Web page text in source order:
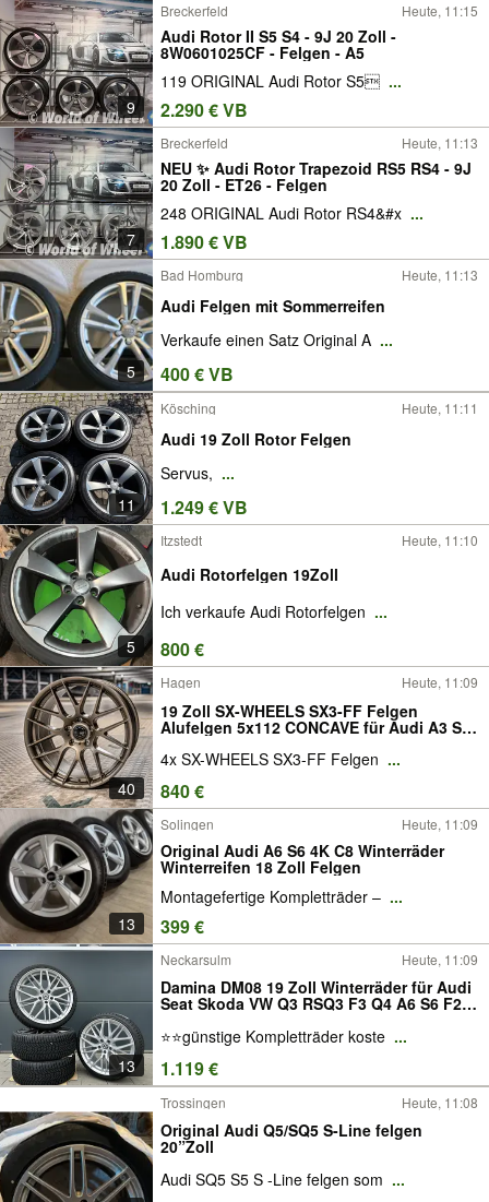
9
Breckerfeld Heute, 11:15
Audi Rotor II S5 S4 - 9J 20 Zoll -
8W0601025CF - Felgen - A5
119 ORIGINAL Audi Rotor S5 ...
2.290 € VB
7
Breckerfeld Heute, 11:13
NEU ✨ Audi Rotor Trapezoid RS5 RS4 - 9J
20 Zoll - ET26 - Felgen
248 ORIGINAL Audi Rotor RS4&#x ...
1.890 € VB
5
Bad Homburg Heute, 11:13
Audi Felgen mit Sommerreifen
Verkaufe einen Satz Original A ...
400 € VB
11
Kösching Heute, 11:11
Audi 19 Zoll Rotor Felgen
Servus, ...
1.249 € VB
5
Itzstedt Heute, 11:10
Audi Rotorfelgen 19Zoll
Ich verkaufe Audi Rotorfelgen ...
800 €
40
Hagen Heute, 11:09
19 Zoll SX-WHEELS SX3-FF Felgen
Alufelgen 5x112 CONCAVE für Audi A3 S3
RS3 8V 8Y GY A4 S4 8K B8 A5 S5
Sportback F2 B10 A6 S6 Avant 4F 4G 4K
C6 C7 C8 C9 A8 4E Q2 GA Q3 8U F3 Q4 FZ
RS TT TTS 8J 8S
4x SX-WHEELS SX3-FF Felgen ...
840 €
13
Solingen Heute, 11:09
Original Audi A6 S6 4K C8 Winterräder
Winterreifen 18 Zoll Felgen
Montagefertige Kompletträder – ...
399 €
13
Neckarsulm Heute, 11:09
Damina DM08 19 Zoll Winterräder für Audi
Seat Skoda VW Q3 RSQ3 F3 Q4 A6 S6 F2
KN FR Felgen Reifen Räder silber
Performance Winterreifen ABE CDI
Kompletträder
⭐⭐günstige Kompletträder koste ...
1.119 €
Trossingen Heute, 11:08
Original Audi Q5/SQ5 S-Line felgen
20”Zoll
Audi SQ5 S5 S -Line felgen som ...